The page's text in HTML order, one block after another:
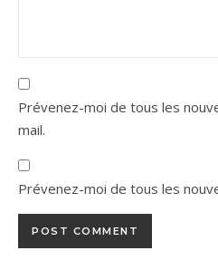
Prévenez-moi de tous les
mail.
Prévenez-moi de tous les